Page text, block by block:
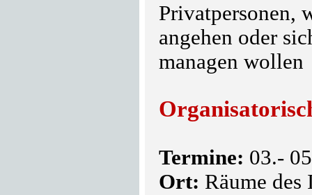
Privatpersonen,
angehen oder
managen wollen
Termine: 03.-
Ort: Räume